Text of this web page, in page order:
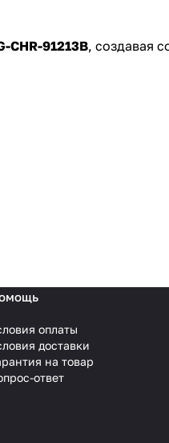
CHR-91213B, создавая
оплаты
доставки
на товар
ответ